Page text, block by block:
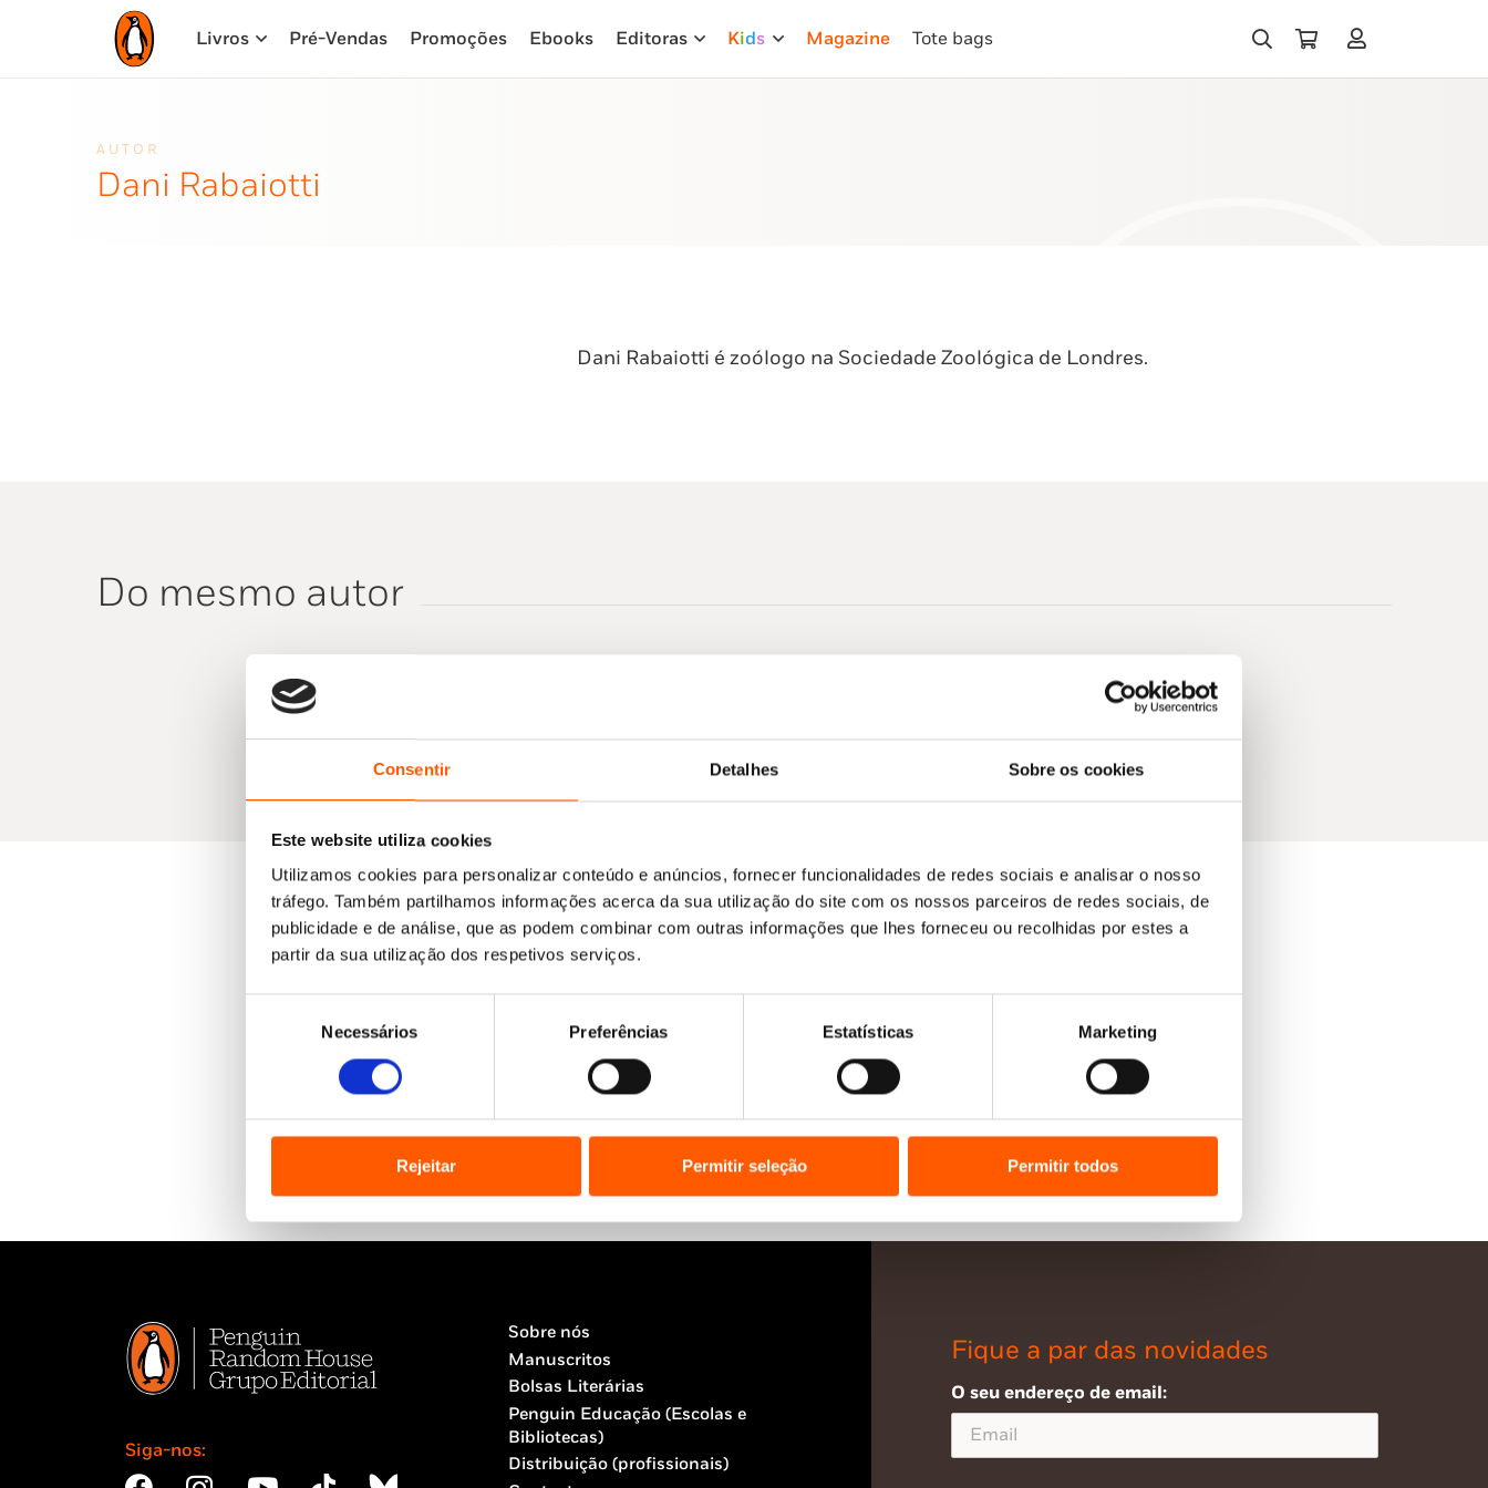
Consentir Detalhes Sobre os cookies
Este website utiliza cookies
Utilizamos cookies para personalizar conteúdo e anúncios, fornecer funcionalidades de redes sociais e analisar o nosso
tráfego. Também partilhamos informações acerca da sua utilização do site com os nossos parceiros de redes sociais, de
publicidade e de análise, que as podem combinar com outras informações que lhes forneceu ou recolhidas por estes a
partir da sua utilização dos respetivos serviços.
consentimento
Necessários Preferências Estatísticas Marketing
Rejeitar Permitir seleção Permitir todos
Livros Pré-Vendas Promoções Ebooks Editoras Kids Magazine Tote bags
AUTOR
Dani Rabaiotti
Dani Rabaiotti é zoólogo na Sociedade Zoológica de Londres.
Do mesmo autor
Siga-nos:
Sobre nós
Manuscritos
Bolsas Literárias
Penguin Educação (Escolas e
Bibliotecas)
Distribuição (profissionais)
Fique a par das novidades
O seu endereço de email: